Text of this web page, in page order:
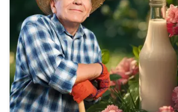
seul. En effet, les cafards ne se
d’occuper votre espace extérieur,
également nuire à la santé de
s'attaquant aux jeunes pousses et
des maladies. Mais pourquoi ces
ils de s'installer dans votre jardin,
encore, comment pouvez-vous les
manière naturelle et écologique ?